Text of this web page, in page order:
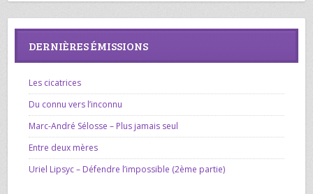
DERNIÈRES ÉMISSIONS
Les cicatrices
Du connu vers l’inconnu
Marc-André Sélosse – Plus jamais seul
Entre deux mères
Uriel Lipsyc – Défendre l’impossible (2ème partie)